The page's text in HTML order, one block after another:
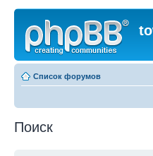
Список форумов
Поиск